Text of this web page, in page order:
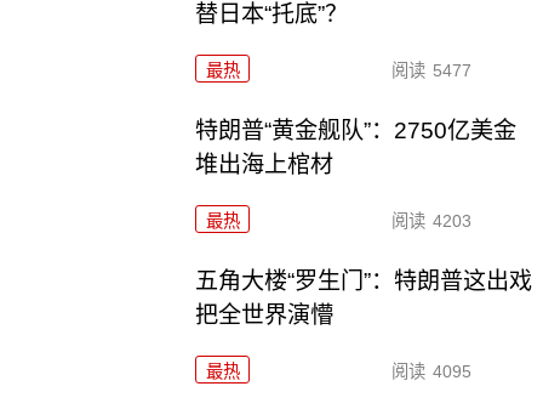
替日本“托底”？
最热 阅读 5477
特朗普“黄金舰队”：2750亿美金
堆出海上棺材
最热 阅读 4203
五角大楼“罗生门”：特朗普这出戏
把全世界演懵
最热 阅读 4095